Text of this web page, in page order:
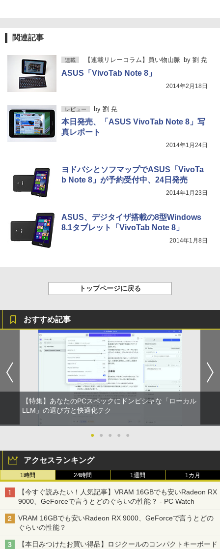
関連記事
連載 【連載リレーコラム】買い物山脈 by 劉 尭
ASUS「VivoTab Note 8」
2014年2月18日
レビュー by 劉 尭
本日発売、「ASUS VivoTab Note 8」写
真レポート
2014年1月24日
ヨドバシとソフマップでASUS「VivoTa
b Note 8」が予約受付中、24日発売
2014年1月23日
ASUS、デジタイザ搭載の8型Windows
8.1タブレット「VivoTab Note 8」
2014年1月8日
トップページに戻る
おすすめ記事
【特集】あなたのPCスペックにドンピシャな「ローカル
LLM」の選び方と快適化テク
● ● ● ● ●
アクセスランキング
1時間 24時間 1週間 1カ月
【今すぐ読みたい！人気記事】VRAM 16GBでも安いRadeon RX
9000、GeForceで言うとどのぐらいの性能？ - PC Watch
VRAM 16GBでも安いRadeon RX 9000、GeForceで言うとどの
ぐらいの性能？
【本日みつけたお買い得品】ロジクールのコンパクトキーボード